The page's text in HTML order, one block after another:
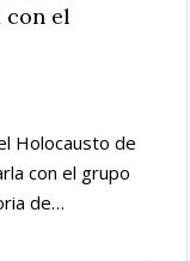
con el
Holocausto de
con el grupo
de…